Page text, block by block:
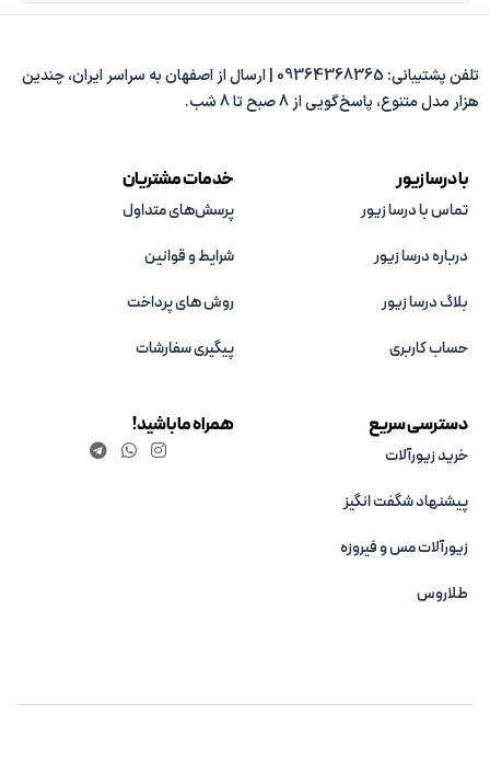
تلفن پشتیبانی: 09364368365 | ارسال از اصفهان به سراسر ایران، چندین
هزار مدل متنوع، پاسخ‌گویی از 8 صبح تا 8 شب.
با درسا زیور
تماس با درسا زیور
درباره درسا زیور
بلاگ درسا زیور
حساب کاربری
خدمات مشتریان
پرسش‌های متداول
شرایط و قوانین
روش های پرداخت
پیگیری سفارشات
دسترسی سریع
خرید زیورآلات
پیشنهاد شگفت انگیز
زیورآلات مس و فیروزه‌
طلاروس
همراه ما باشید!